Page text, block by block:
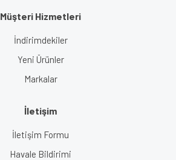
Müşteri Hizmetleri
İndirimdekiler
Yeni Ürünler
Markalar
İletişim
İletişim Formu
Havale Bildirimi